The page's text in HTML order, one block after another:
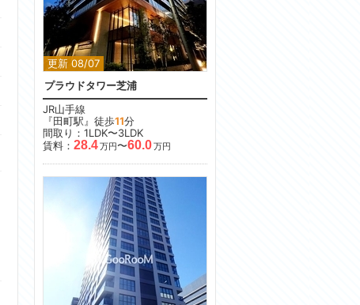
更新 08/07
プラウドタワー芝浦
JR山手線
『田町駅』徒歩11分
間取り：1LDK〜3LDK
賃料： 28.4万円〜60.0万円